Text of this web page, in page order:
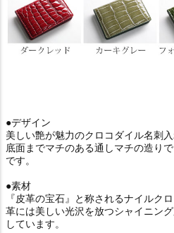
●デザイン
美しい艶が魅力のクロコダイル名刺入
底面までマチのある通しマチの造り
です。
●素材
『皮革の宝石』と称されるナイルク
革には美しい光沢を放つシャイニン
しています。